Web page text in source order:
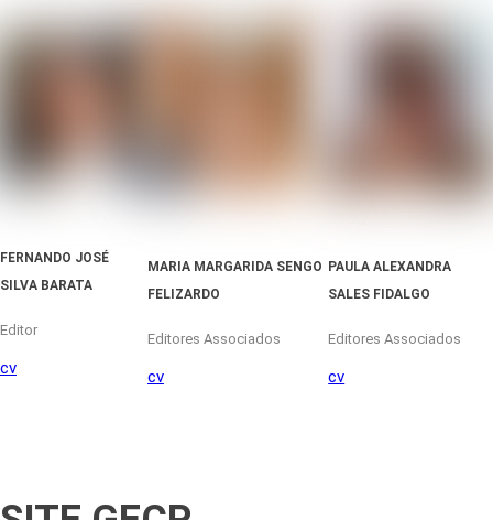
FERNANDO JOSÉ
SILVA BARATA
Editor
cv
MARIA MARGARIDA SENGO
FELIZARDO
Editores Associados
cv
PAULA ALEXANDRA
SALES FIDALGO
Editores Associados
cv